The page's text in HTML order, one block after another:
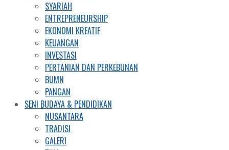
SYARIAH
ENTREPRENEURSHIP
EKONOMI KREATIF
KEUANGAN
INVESTASI
PERTANIAN DAN PERKEBUNAN
BUMN
PANGAN
SENI BUDAYA & PENDIDIKAN
NUSANTARA
TRADISI
GALERI